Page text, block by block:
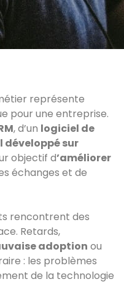
représente
pour une entreprise.
, d’un logiciel de
développé sur
objectif d’améliorer
échanges et de
rencontrent des
Retards,
adoption ou
: les problèmes
de la technologie